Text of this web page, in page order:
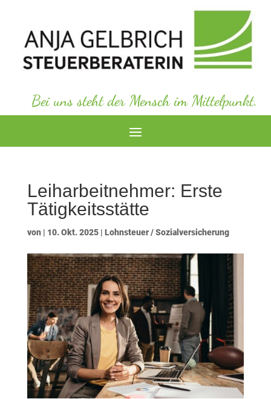
Bei uns steht der Mensch im Mittelpunkt.
Leiharbeitnehmer: Erste
Tätigkeitsstätte
von | 10. Okt. 2025| Lohnsteuer / Sozialversicherung